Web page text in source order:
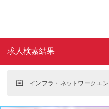
求人検索結果
インフラ・ネットワークエ